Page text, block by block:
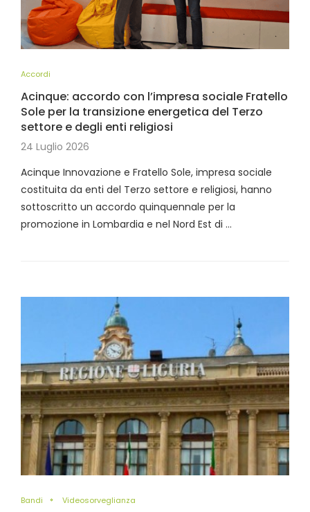
Accordi
Acinque: accordo con l’impresa sociale Fratello
Sole per la transizione energetica del Terzo
settore e degli enti religiosi
24 Luglio 2026
Acinque Innovazione e Fratello Sole, impresa sociale
costituita da enti del Terzo settore e religiosi, hanno
sottoscritto un accordo quinquennale per la
promozione in Lombardia e nel Nord Est di …
Bandi Videosorveglianza